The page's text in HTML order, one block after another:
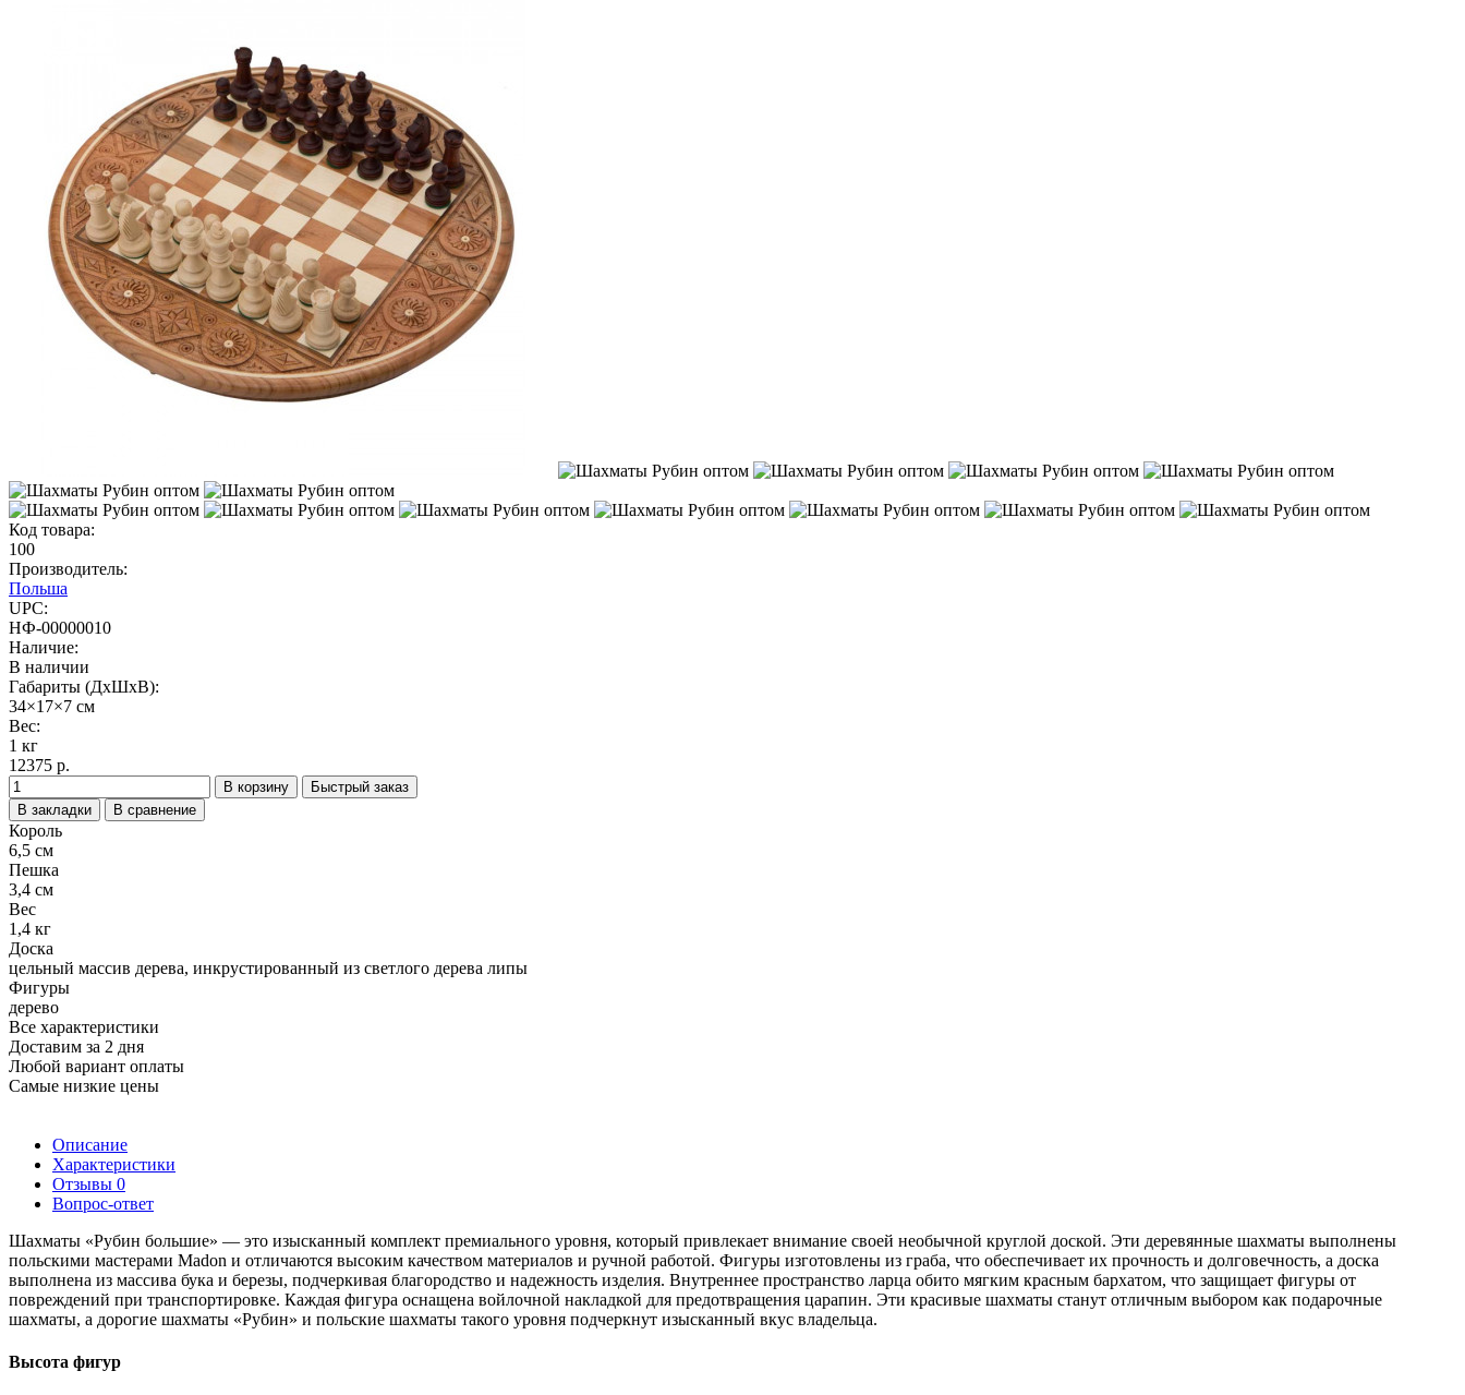
Код товара:
100
Производитель:
Польша
UPC:
НФ-00000010
Наличие:
В наличии
Габариты (ДхШхВ):
34×17×7 см
Вес:
1 кг
12375 р.
В корзину
Быстрый заказ
В закладки
В сравнение
Король
6,5 см
Пешка
3,4 см
Вес
1,4 кг
Доска
цельный массив дерева, инкрустированный из светлого дерева липы
Фигуры
дерево
Все характеристики
Доставим за 2 дня
Любой вариант оплаты
Самые низкие цены
Описание
Характеристики
Отзывы 0
Вопрос-ответ
Шахматы «Рубин большие» — это изысканный комплект премиального уровня, который привлекает внимание своей необычной круглой доской. Эти деревянные шахматы выполнены
польскими мастерами Madon и отличаются высоким качеством материалов и ручной работой. Фигуры изготовлены из граба, что обеспечивает их прочность и долговечность, а доска
выполнена из массива бука и березы, подчеркивая благородство и надежность изделия. Внутреннее пространство ларца обито мягким красным бархатом, что защищает фигуры от
повреждений при транспортировке. Каждая фигура оснащена войлочной накладкой для предотвращения царапин. Эти красивые шахматы станут отличным выбором как подарочные
шахматы, а дорогие шахматы «Рубин» и польские шахматы такого уровня подчеркнут изысканный вкус владельца.
Высота фигур